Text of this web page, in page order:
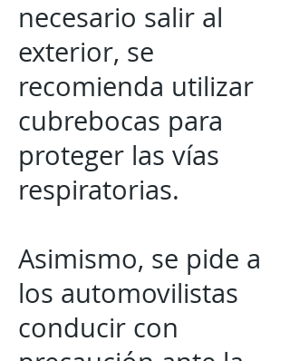
necesario salir al
exterior, se
recomienda utilizar
cubrebocas para
proteger las vías
respiratorias.
Asimismo, se pide a
los automovilistas
conducir con